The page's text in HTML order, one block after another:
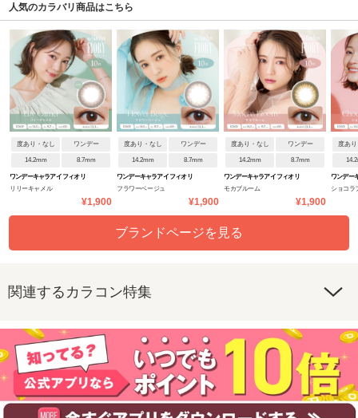
人気のカラバリ商品はこちら
度あり・なし ワンデー
14.2mm 8.7mm
ワンデーキャラアイ フィオリ
リリーキャメル
¥1,900
度あり・なし ワンデー
14.2mm 8.7mm
ワンデーキャラアイ フィオリ
フラワーベージュ
¥1,900
度あり・なし ワンデー
14.2mm 8.7mm
ワンデーキャラアイ フィオリ
モカブルーム
¥1,900
度あ
ワンデー
ショコラ
ブランドページを見る
関連するカラコン特集